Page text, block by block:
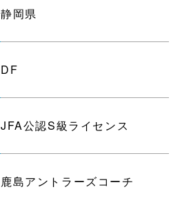
静岡県
DF
JFA公認S級ライセンス
鹿島アントラーズコーチ